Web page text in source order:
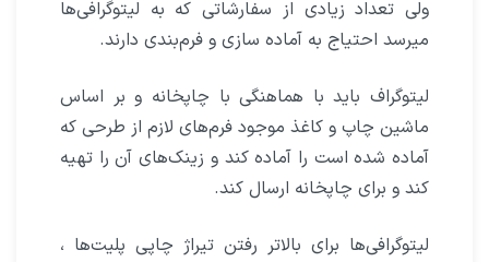
ولی تعداد زیادی از سفارشاتی که به لیتوگرافی‌ها
میرسد احتیاج به آماده سازی و فرم‌بندی دارند.
لیتوگراف باید با هماهنگی با چاپخانه و بر اساس
ماشین چاپ و کاغذ موجود فرم‌های لازم از طرحی که
آماده شده است را آماده کند و زینک‌های آن را تهیه
کند و برای چاپخانه ارسال کند.
لیتوگرافی‌ها برای بالاتر رفتن تیراژ چاپی پلیت‌ها ،